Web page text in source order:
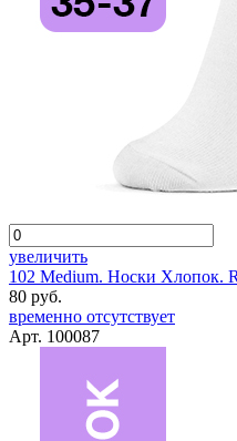
увеличить
102 Medium. Носки Хлопок.
80 руб.
временно отсутствует
Арт. 100087